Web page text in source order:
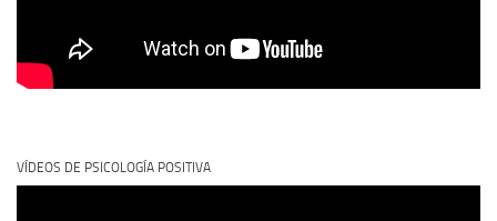
VÍDEOS DE PSICOLOGÍA POSITIVA